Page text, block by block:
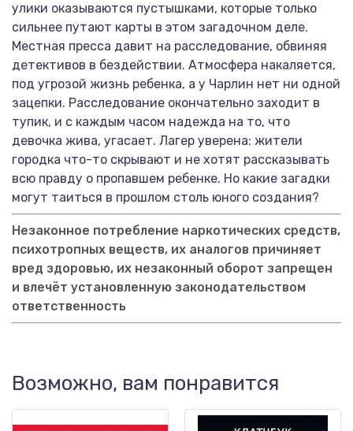
улики оказываются пустышками, которые только
сильнее путают карты в этом загадочном деле.
Местная пресса давит на расследование, обвиняя
детективов в бездействии. Атмосфера накаляется,
под угрозой жизнь ребенка, а у Чарлин нет ни одной
зацепки. Расследование окончательно заходит в
тупик, и с каждым часом надежда на то, что
девочка жива, угасает. Лагер уверена: жители
городка что-то скрывают и не хотят рассказывать
всю правду о пропавшем ребенке. Но какие загадки
могут таиться в прошлом столь юного создания?
Незаконное потребление наркотических средств,
психотропных веществ, их аналогов причиняет
вред здоровью, их незаконный оборот запрещен
и влечёт установленную законодательством
ответственность
Возможно, вам понравится